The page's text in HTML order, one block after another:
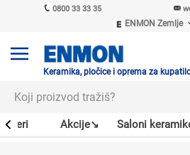
0800 33 33 35
ENMON Zemlje
ENMON MKD
Keramika, pločice i oprema za
Akcije↘ Saloni